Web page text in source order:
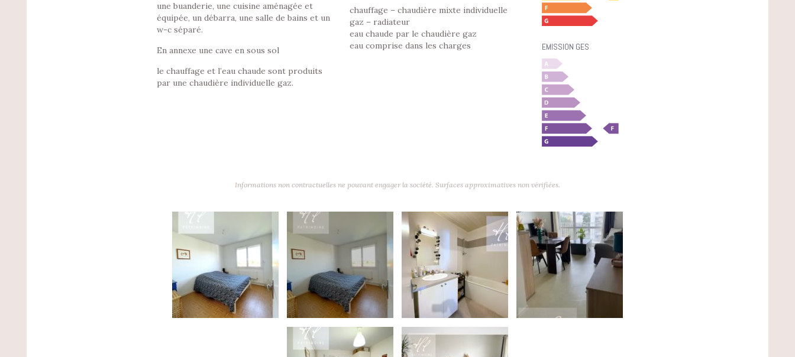
une buanderie, une cuisine aménagée et
équipée, un débarra, une salle de bains et un
w-c séparé.
En annexe une cave en sous sol
le chauffage et l’eau chaude sont produits
par une chaudière individuelle gaz.
chauffage – chaudière mixte individuelle
gaz – radiateur
eau chaude par le chaudière gaz
eau comprise dans les charges
EMISSION GES
Informations non contractuelles ne pouvant engager la société. Surfaces approximatives non vérifiées.